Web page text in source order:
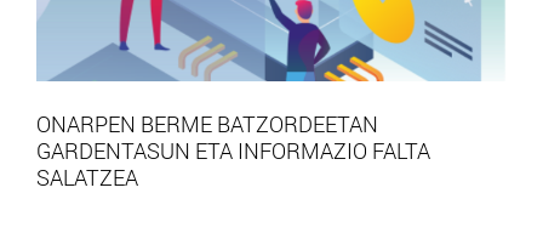
ONARPEN BERME BATZORDEETAN
GARDENTASUN ETA INFORMAZIO FALTA
SALATZEA